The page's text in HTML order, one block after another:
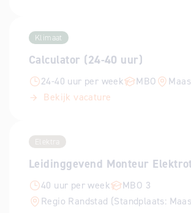
Klimaat
Calculator (24-40 uur)
24-40 uur per week MBO
Bekijk vacature
Elektra
Leidinggevend Monteur
40 uur per week
MBO 3
Regio Randstad (Standplaats: